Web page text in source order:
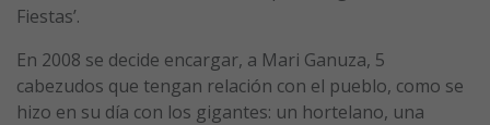
Fiestas’.
En 2008 se decide encargar, a Mari Ganuza, 5
cabezudos que tengan relación con el pueblo, como se
hizo en su día con los gigantes: un hortelano, una